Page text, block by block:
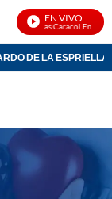
EN VIVO
Noticias Caracol En Vivo
DE LA ESPRIELLA